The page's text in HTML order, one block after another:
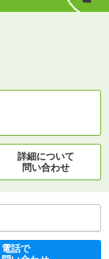
詳細について
問い合わせ
電話で